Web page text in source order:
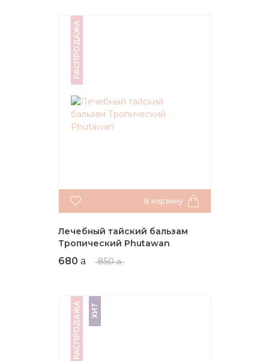
РАСПРОДАЖА
В корзину
Лечебный тайский бальзам
Тропический Phutawan
680 850
РАСПРОДАЖА ХИТ